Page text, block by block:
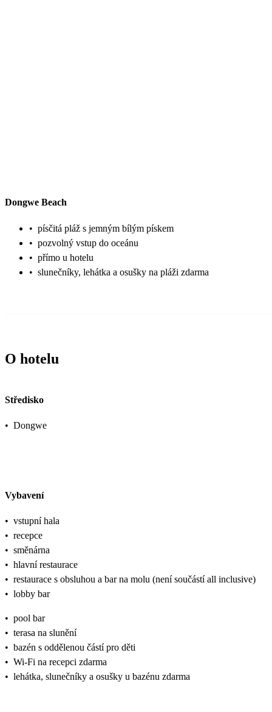
Dongwe Beach
• písčitá pláž s jemným bílým pískem
• pozvolný vstup do oceánu
• přímo u hotelu
• slunečníky, lehátka a osušky na pláži zdarma
O hotelu
Středisko
• Dongwe
Vybavení
• vstupní hala
• recepce
• směnárna
• hlavní restaurace
• restaurace s obsluhou a bar na molu (není součástí all inclusive)
• lobby bar
• pool bar
• terasa na slunění
• bazén s oddělenou částí pro děti
• Wi-Fi na recepci zdarma
• lehátka, slunečníky a osušky u bazénu zdarma